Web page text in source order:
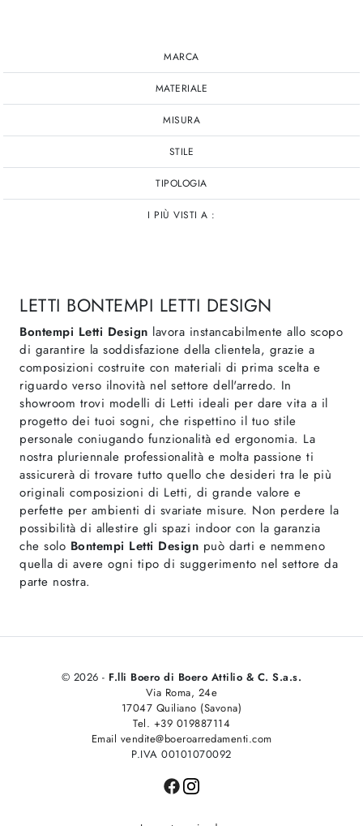
MARCA
MATERIALE
MISURA
STILE
TIPOLOGIA
I PIÙ VISTI A :
LETTI BONTEMPI LETTI DESIGN
Bontempi Letti Design lavora instancabilmente allo scopo
di garantire la soddisfazione della clientela, grazie a
composizioni costruite con materiali di prima scelta e
riguardo verso ilnovità nel settore dell'arredo. In
showroom trovi modelli di Letti ideali per dare vita a il
progetto dei tuoi sogni, che rispettino il tuo stile
personale coniugando funzionalità ed ergonomia. La
nostra pluriennale professionalità e molta passione ti
assicurerà di trovare tutto quello che desideri tra le più
originali composizioni di Letti, di grande valore e
perfette per ambienti di svariate misure. Non perdere la
possibilità di allestire gli spazi indoor con la garanzia
che solo Bontempi Letti Design può darti e nemmeno
quella di avere ogni tipo di suggerimento nel settore da
parte nostra.
© 2026 - F.lli Boero di Boero Attilio & C. S.a.s.
Via Roma, 24e
17047 Quiliano (Savona)
Tel. +39 019887114
Email vendite@boeroarredamenti.com
P.IVA 00101070092